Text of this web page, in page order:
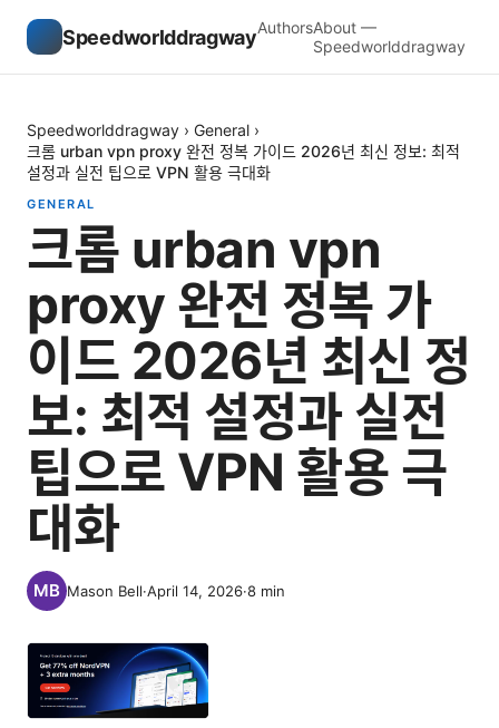
SpeedworlddragwayAuthorsAbout —
Speedworlddragway
Speedworlddragway › General ›
크롬 urban vpn proxy 완전 정복 가이드 2026년 최신 정보: 최적
설정과 실전 팁으로 VPN 활용 극대화
GENERAL
크롬 urban vpn
proxy 완전 정복 가
이드 2026년 최신 정
보: 최적 설정과 실전
팁으로 VPN 활용 극
대화
Mason Bell·April 14, 2026·8 min